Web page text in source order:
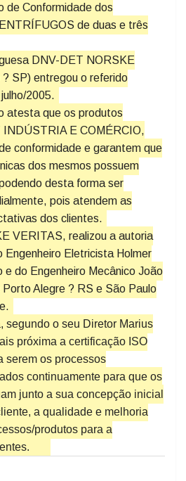
de Conformidade dos
de duas e três
DNV-DET NORSKE
SP) entregou o referido
2005.
atesta que os produtos
INDÚSTRIA E COMÉRCIO,
conformidade e garantem que
dos mesmos possuem
desta forma ser
pois atendem as
dos clientes.
VERITAS, realizou a autoria
Eletricista Holmer
e do Engenheiro Mecânico João
Alegre ? RS e São Paulo
segundo o seu Diretor Marius
próxima a certificação ISO
serem os processos
continuamente para que os
junto a sua concepção inicial
a qualidade e melhoria
produtos para a